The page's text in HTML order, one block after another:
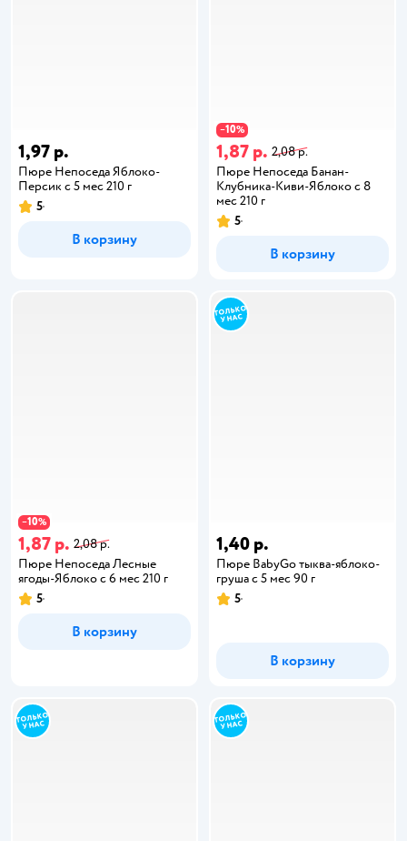
1,97 р.
Пюре Непоседа Яблоко-
Персик с 5 мес 210 г
5
В корзину
−10%
1,87 р. 2,08 р.
Пюре Непоседа Банан-
Клубника-Киви-Яблоко с 8
мес 210 г
5
В корзину
−10%
1,87 р. 2,08 р.
Пюре Непоседа Лесные
ягоды-Яблоко с 6 мес 210 г
5
В корзину
1,40 р.
Пюре BabyGo тыква-яблоко-
груша с 5 мес 90 г
5
В корзину